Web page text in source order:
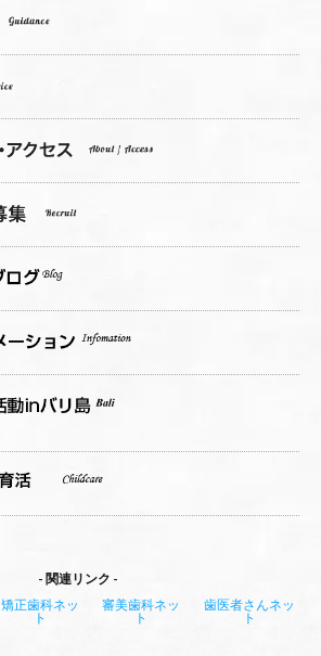
関連リンク
矯正歯科ネッ
ト
審美歯科ネッ
ト
歯医者さんネッ
ト